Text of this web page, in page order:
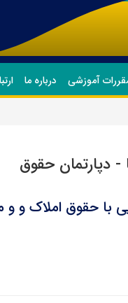
آموزشی درباره ما
- دپارتمان حقوق
با حقوق املاک و و